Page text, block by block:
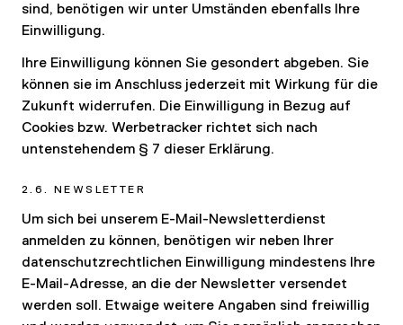
sind, benötigen wir unter Umständen ebenfalls Ihre
Einwilligung.
Ihre Einwilligung können Sie gesondert abgeben. Sie
können sie im Anschluss jederzeit mit Wirkung für die
Zukunft widerrufen. Die Einwilligung in Bezug auf
Cookies bzw. Werbetracker richtet sich nach
untenstehendem § 7 dieser Erklärung.
2.6. NEWSLETTER
Um sich bei unserem E-Mail-Newsletterdienst
anmelden zu können, benötigen wir neben Ihrer
datenschutzrechtlichen Einwilligung mindestens Ihre
E-Mail-Adresse, an die der Newsletter versendet
werden soll. Etwaige weitere Angaben sind freiwillig